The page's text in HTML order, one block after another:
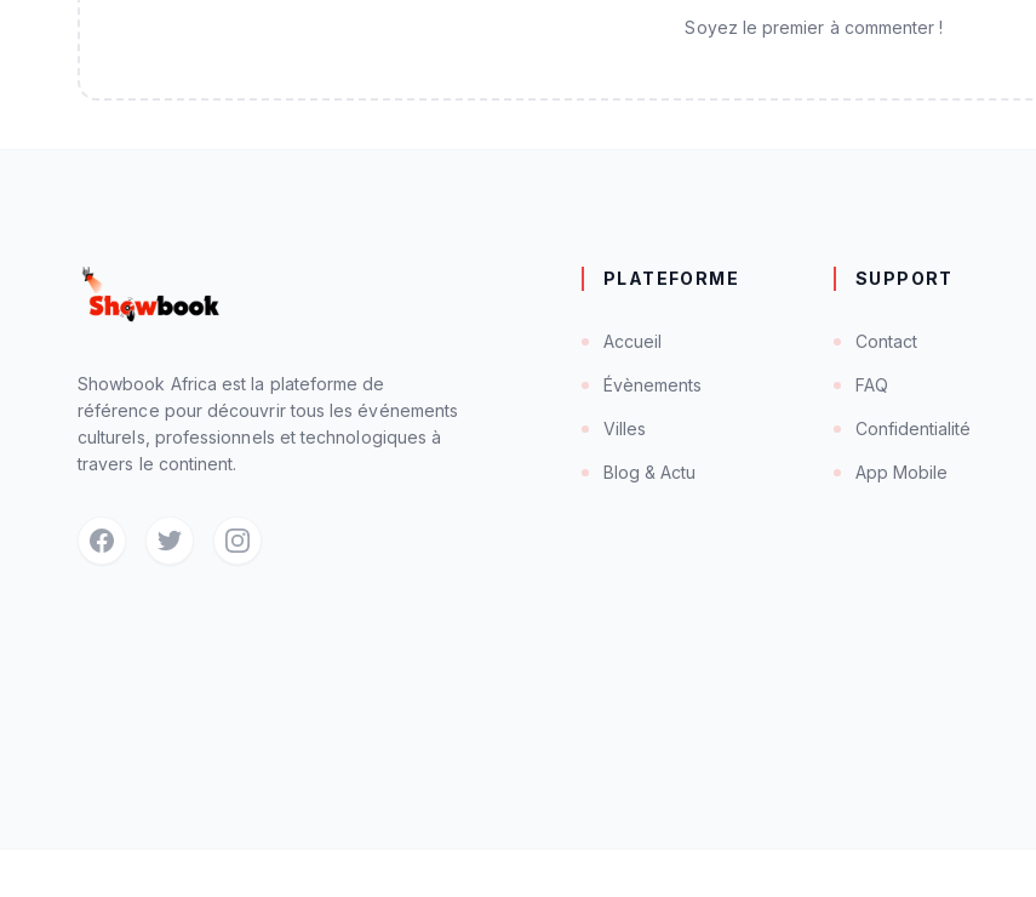
Soyez le premier à commenter !
Showbook Africa est la plateforme de
référence pour découvrir tous les événements
culturels, professionnels et technologiques à
travers le continent.
PLATEFORME
Accueil
Évènements
Villes
Blog & Actu
SUPPORT
Contact
FAQ
Confidentialité
App Mobile